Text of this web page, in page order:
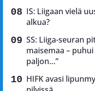
IS: Liigaan vielä
alkua?
SS: Liiga-seuran
maisemaa –
paljon…”
HIFK avasi